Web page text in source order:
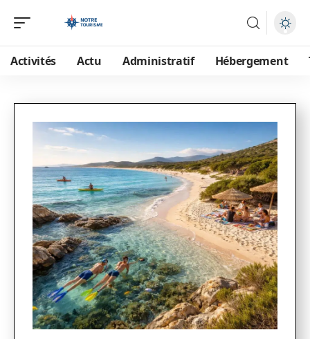
Activités Actu Administratif Hébergement